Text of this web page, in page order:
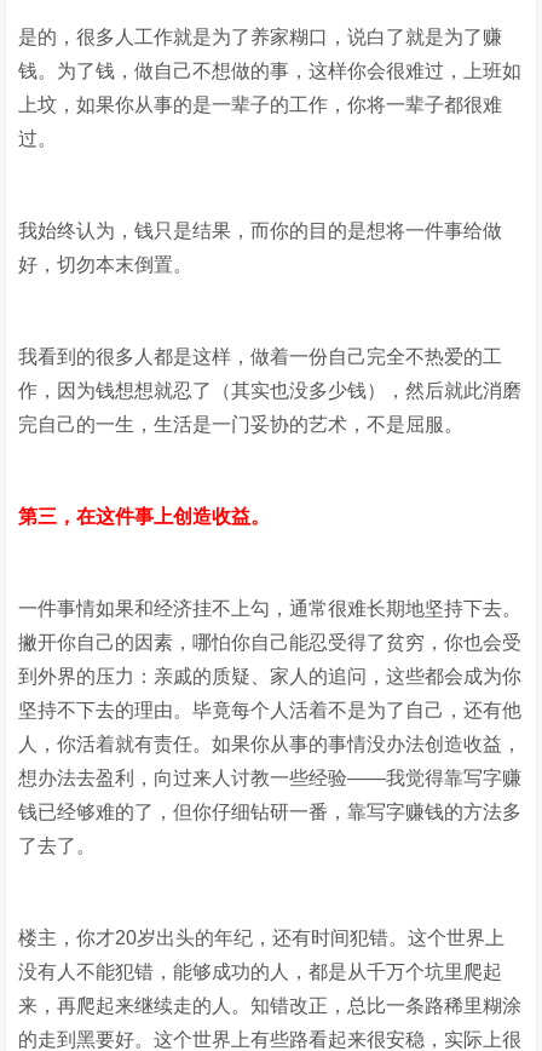
是的，很多人工作就是为了养家糊口，说白了就是为了赚
钱。为了钱，做自己不想做的事，这样你会很难过，上班如
上坟，如果你从事的是一辈子的工作，你将一辈子都很难
过。
我始终认为，钱只是结果，而你的目的是想将一件事给做
好，切勿本末倒置。
我看到的很多人都是这样，做着一份自己完全不热爱的工
作，因为钱想想就忍了（其实也没多少钱），然后就此消磨
完自己的一生，生活是一门妥协的艺术，不是屈服。
第三，在这件事上创造收益。
一件事情如果和经济挂不上勾，通常很难长期地坚持下去。
撇开你自己的因素，哪怕你自己能忍受得了贫穷，你也会受
到外界的压力：亲戚的质疑、家人的追问，这些都会成为你
坚持不下去的理由。毕竟每个人活着不是为了自己，还有他
人，你活着就有责任。如果你从事的事情没办法创造收益，
想办法去盈利，向过来人讨教一些经验——我觉得靠写字赚
钱已经够难的了，但你仔细钻研一番，靠写字赚钱的方法多
了去了。
楼主，你才20岁出头的年纪，还有时间犯错。这个世界上
没有人不能犯错，能够成功的人，都是从千万个坑里爬起
来，再爬起来继续走的人。知错改正，总比一条路稀里糊涂
的走到黑要好。这个世界上有些路看起来很安稳，实际上很